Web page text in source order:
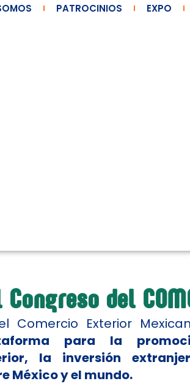
PATROCINIOS EXPO
del
Comercio Exterior
para la
la inversión
México y el mundo.​